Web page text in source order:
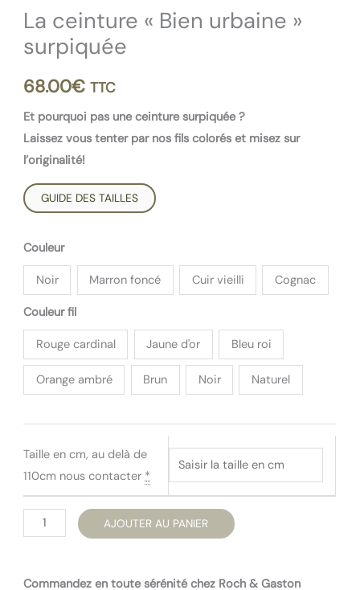
La ceinture « Bien urbaine »
surpiquée
68.00€ TTC
Et pourquoi pas une ceinture surpiquée ?
Laissez vous tenter par nos fils colorés et misez sur
l’originalité!
GUIDE DES TAILLES
Couleur
Noir Marron foncé Cuir vieilli Cognac
Couleur fil
Rouge cardinal Jaune d'or Bleu roi
Orange ambré Brun Noir Naturel
Taille en cm, au delà de
110cm nous contacter*
quantité
de
ceinture
AJOUTER AU PANIER
Commandez en toute sérénité chez Roch & Gaston